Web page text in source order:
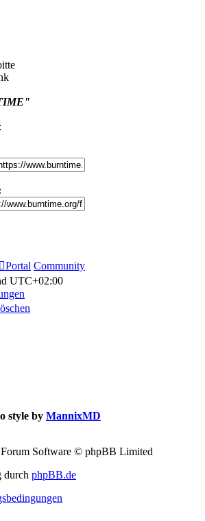
Portal Community
UTC+02:00
style by MannixMD
Software © phpBB Limited
durch phpBB.de